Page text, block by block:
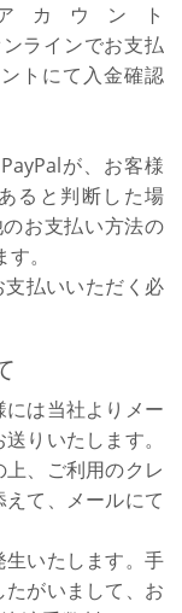
カウント
ラインでお支払
トにて入金確認
が、お客様
ると判断した場
お支払い方法の
。
払いいただく必
は当社よりメー
りいたします。
、ご利用のクレ
て、メールにて
いたします。手
がいまして、お